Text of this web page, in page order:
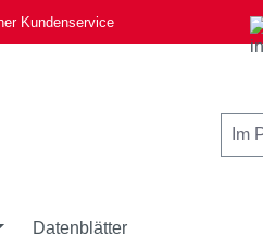
Kundenservice
Datenblätter